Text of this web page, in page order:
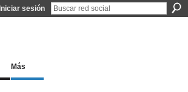
Iniciar sesión
Más